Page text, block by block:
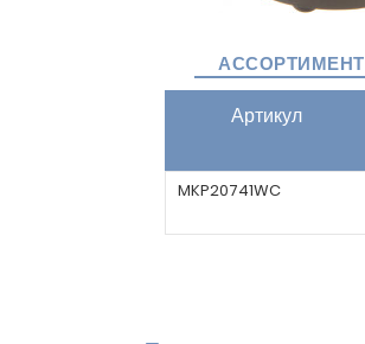
АССОРТИМЕНТ
Артикул
MKP20741WC